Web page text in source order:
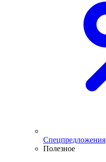
Спецпредложения
Полезное